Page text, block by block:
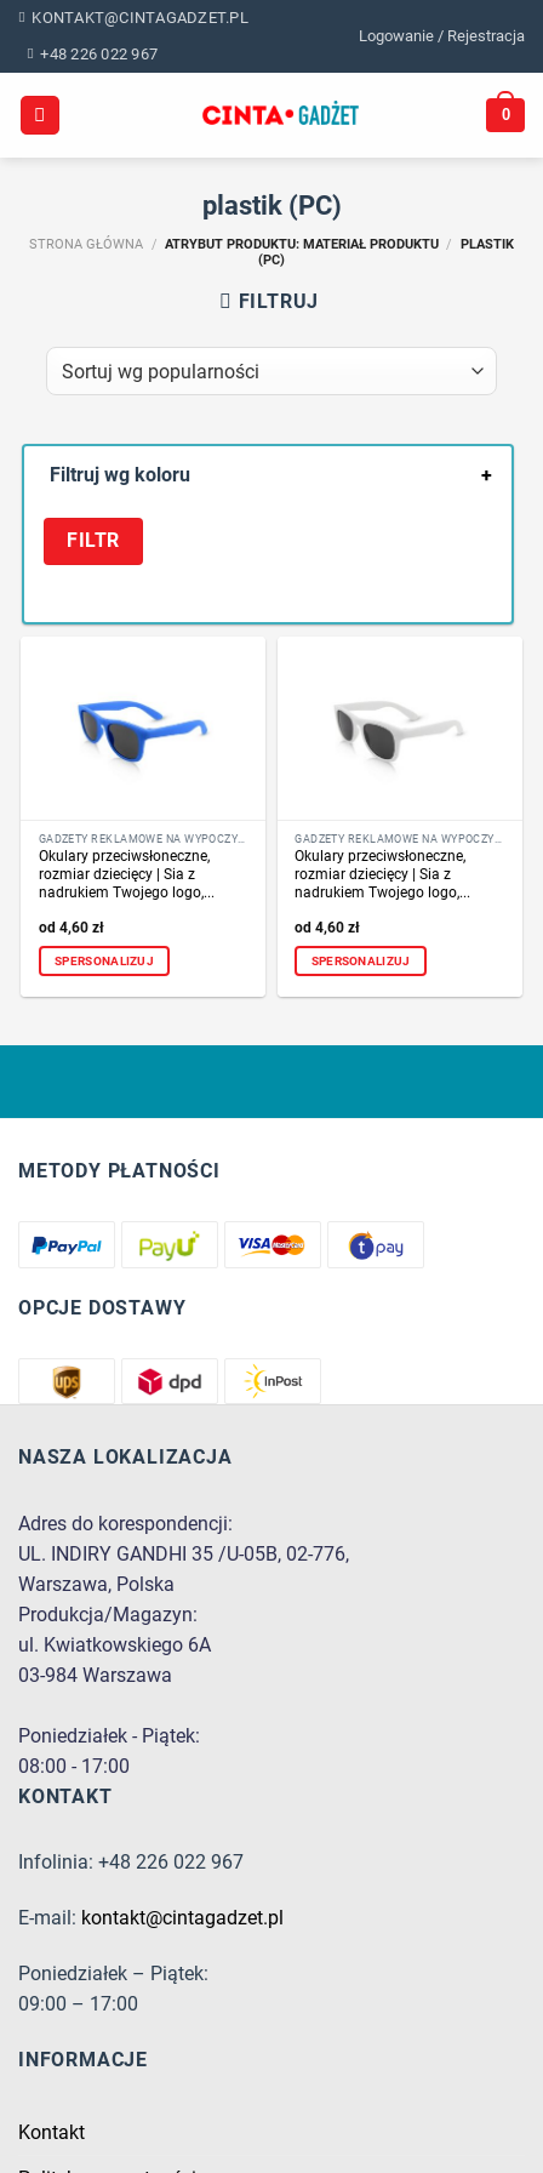
Skip
content
KONTAKT@CINTAGADZET.PL
+48 226 022 967
Logowanie / Rejestracja
0
plastik (PC)
STRONA GŁÓWNA / ATRYBUT PRODUKTU: MATERIAŁ PRODUKTU /
PLASTIK
(PC)
FILTRUJ
Filtruj wg koloru +
FILTR
Okulary przeciwsłoneczne,
rozmiar dziecięcy | Sia z
nadrukiem Twojego logo,...
4,60 zł
SPERSONALIZUJ
Okulary przeciwsłoneczne,
rozmiar dziecięcy | Sia z
nadrukiem Twojego logo,...
4,60zł
SPERSONALIZUJ
METODY PŁATNOŚCI
OPCJE DOSTAWY
NASZA LOKALIZACJA
Adres do korespondencji:
UL. INDIRY GANDHI 35 /U-05B, 02-776,
Warszawa, Polska
Produkcja/Magazyn:
ul. Kwiatkowskiego 6A
03-984 Warszawa
Poniedziałek - Piątek:
08:00 - 17:00
KONTAKT
Infolinia: +48 226 022 967
E-mail: kontakt@cintagadzet.pl
Poniedziałek – Piątek:
09:00 – 17:00
INFORMACJE
Kontakt